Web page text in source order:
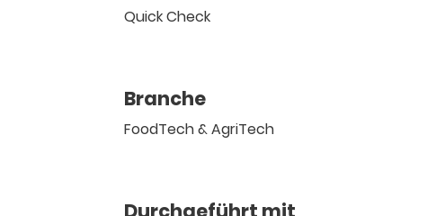
Quick Check
Branche
FoodTech & AgriTech